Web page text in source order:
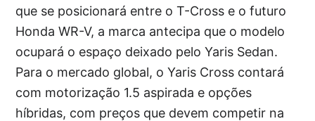
que se posicionará entre o T-Cross e o futuro
Honda WR-V, a marca antecipa que o modelo
ocupará o espaço deixado pelo Yaris Sedan.
Para o mercado global, o Yaris Cross contará
com motorização 1.5 aspirada e opções
híbridas, com preços que devem competir na